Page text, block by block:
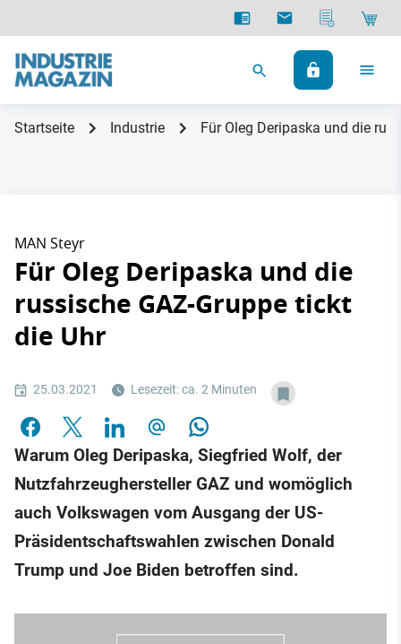
Startseite Industrie Für Oleg Deripaska und die
MAN Steyr
Für Oleg Deripaska und die
russische GAZ-Gruppe tickt
die Uhr
25.03.2021 Lesezeit: ca. 2 Minuten
Warum Oleg Deripaska, Siegfried Wolf, der
Nutzfahrzeughersteller GAZ und womöglich
auch Volkswagen vom Ausgang der US-
Präsidentschaftswahlen zwischen Donald
Trump und Joe Biden betroffen sind.